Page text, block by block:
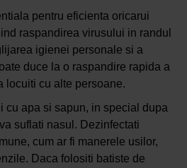
pentru eficienta oricarui
raspandirea virusului in randul
igienei personale si a
duce la o raspandire rapida a
locuiti cu alte persoane.
cu apa si sapun, in special dupa
suflati nasul. Dezinfectati
cum ar fi manerele usilor,
Daca folositi batiste de